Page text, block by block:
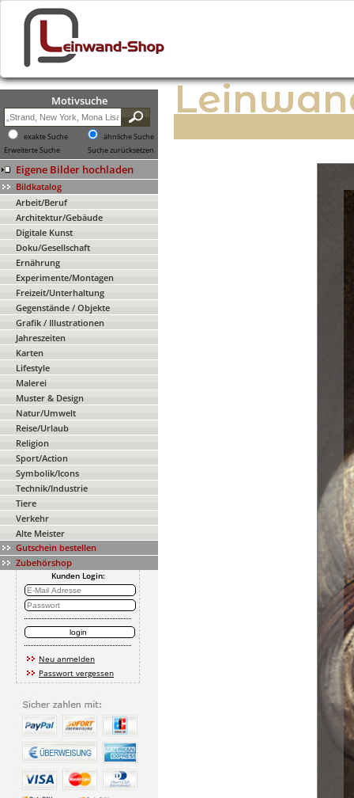
Motivsuche
exakte Suche
ähnliche Suche
Erweiterte Suche
Suche zurücksetzen
Eigene Bilder hochladen
Bildkatalog
Arbeit/Beruf
Architektur/Gebäude
Digitale Kunst
Doku/Gesellschaft
Ernährung
Experimente/Montagen
Freizeit/Unterhaltung
Gegenstände / Objekte
Grafik / Illustrationen
Jahreszeiten
Karten
Lifestyle
Malerei
Muster & Design
Natur/Umwelt
Reise/Urlaub
Religion
Sport/Action
Symbolik/Icons
Technik/Industrie
Tiere
Verkehr
Alte Meister
Gutschein bestellen
Zubehörshop
Kunden Login:
Neu anmelden
Passwort vergessen